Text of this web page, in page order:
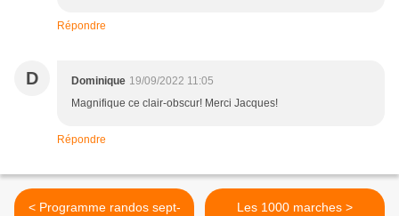
Répondre
D Dominique 19/09/2022 11:05
Magnifique ce clair-obscur! Merci Jacques!
Répondre
< Programme randos sept-
Les 1000 marches >